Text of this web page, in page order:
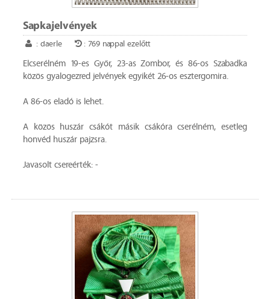
Sapkajelvények
: daerle : 769 nappal ezelőtt
Elcserélném 19-es Győr, 23-as Zombor, és 86-os Szabadka
közös gyalogezred jelvények egyikét 26-os esztergomira.
A 86-os eladó is lehet.
A közös huszár csákót másik csákóra cserélném, esetleg
honvéd huszár pajzsra.
Javasolt csereérték: -